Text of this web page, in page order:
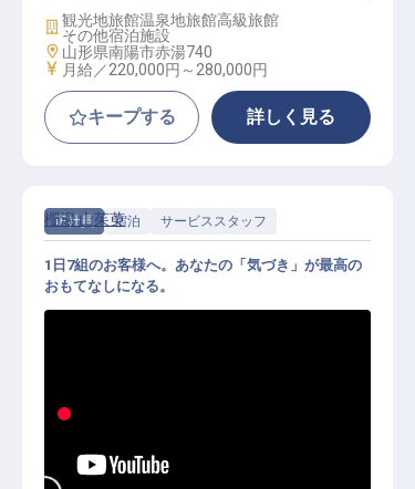
施設業態
観光地旅館温泉地旅館高級旅館
その他宿泊施設
勤務地
山形県南陽市赤湯740
給与
月給／220,000円～ 280,000円
キープする 詳しく見る
正社員 宿泊 サービススタッフ
休105日／月給22万〜／未経験可
櫻湯 山茱萸
1日7組のお客様へ。あなたの「気づき」が最高の
おもてなしになる。